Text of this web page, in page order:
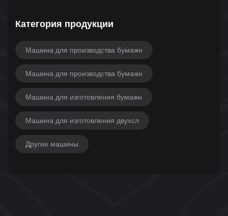
Категория продукции
Машина для производства бумажн
Машина для производства бумажн
Машина для изготовления бумажн
Машина для изготовления двухсл
Другие машины